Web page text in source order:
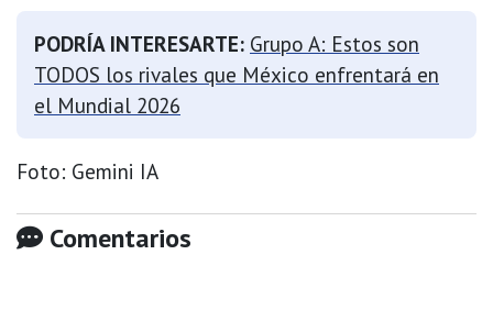
PODRÍA INTERESARTE: Grupo A: Estos son
TODOS los rivales que México enfrentará en
el Mundial 2026
Foto: Gemini IA
Comentarios